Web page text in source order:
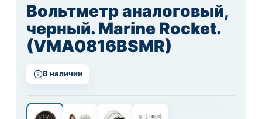
Вольтметр аналоговый,
черный. Marine Rocket.
(VMA0816BSMR)
В наличии